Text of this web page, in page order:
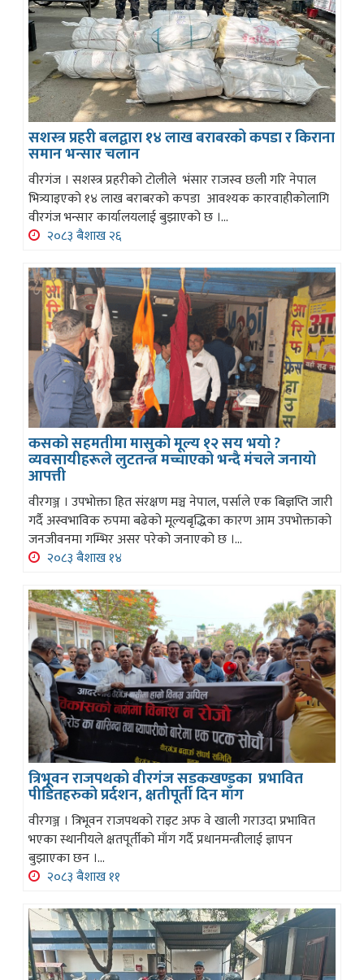
सशस्त्र प्रहरी बलद्वारा १४ लाख बराबरको कपडा र किराना
समान भन्सार चलान
वीरगंज । सशस्त्र प्रहरीको टोलीले भंसार राजस्व छली गरि नेपाल
भित्र्याइएको १४ लाख बराबरको कपडा आवश्यक कारवाहीकोलागि
वीरगंज भन्सार कार्यालयलाई बुझाएको छ ।...
२०८३ बैशाख २६
कसको सहमतीमा मासुको मूल्य १२ सय भयो ?
व्यवसायीहरूले लुटतन्त्र मच्चाएको भन्दै मंचले जनायो
आपत्ती
वीरगञ्ज । उपभोक्ता हित संरक्षण मञ्च नेपाल, पर्साले एक बिज्ञप्ति जारी
गर्दै अस्वभाविक रुपमा बढेको मूल्यबृद्धिका कारण आम उपभोक्ताको
जनजीवनमा गम्भिर असर परेको जनाएको छ ।...
२०८३ बैशाख १४
त्रिभूवन राजपथको वीरगंज सडकखण्डका प्रभावित
पीडितहरुको प्रर्दशन, क्षतीपूर्ती दिन माँग
वीरगञ्ज । त्रिभूवन राजपथको राइट अफ वे खाली गराउदा प्रभावित
भएका स्थानीयले क्षतपूर्तीको माँग गर्दै प्रधानमन्त्रीलाई ज्ञापन
बुझाएका छन ।...
२०८३ बैशाख ११